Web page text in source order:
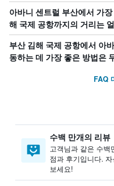
아바니 센트럴 부산에서 가
해 국제 공항까지의 거리는
부산 김해 국제 공항에서 아
동하는 데 가장 좋은 방법은
FAQ
수백 만개의 리뷰
고객님과 같은 수백
점과 후기입니다.
보세요!